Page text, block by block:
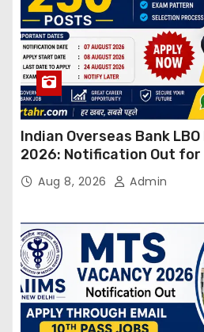
Indian Overseas Bank
2026: Notification Out for
OnlineAug 8, 2026 Admin